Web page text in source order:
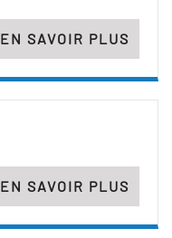
EN SAVOIR PLUS
EN SAVOIR PLUS